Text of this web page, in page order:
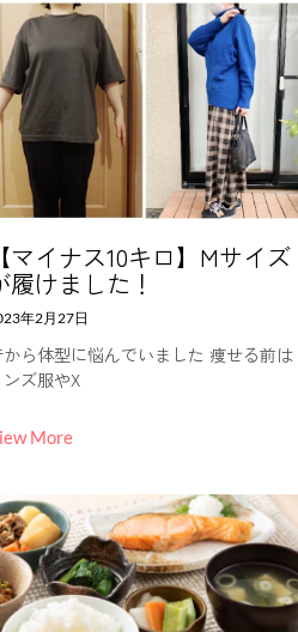
【マイナス10キロ】Mサイズ
履けました！
年2月27日
から体型に悩んでいました 痩せる前は
ンズ服やX
More